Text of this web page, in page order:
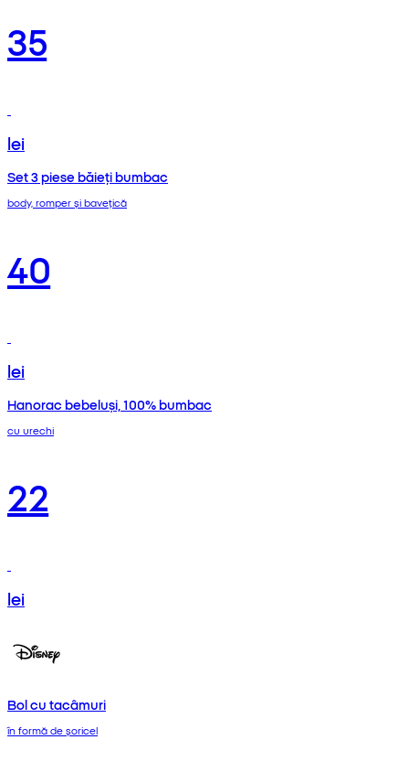
35
lei
Set 3 piese băieți bumbac
body, romper și bavețică
40
lei
Hanorac bebeluși, 100% bumbac
cu urechi
22
lei
Bol cu tacâmuri
în formă de șoricel